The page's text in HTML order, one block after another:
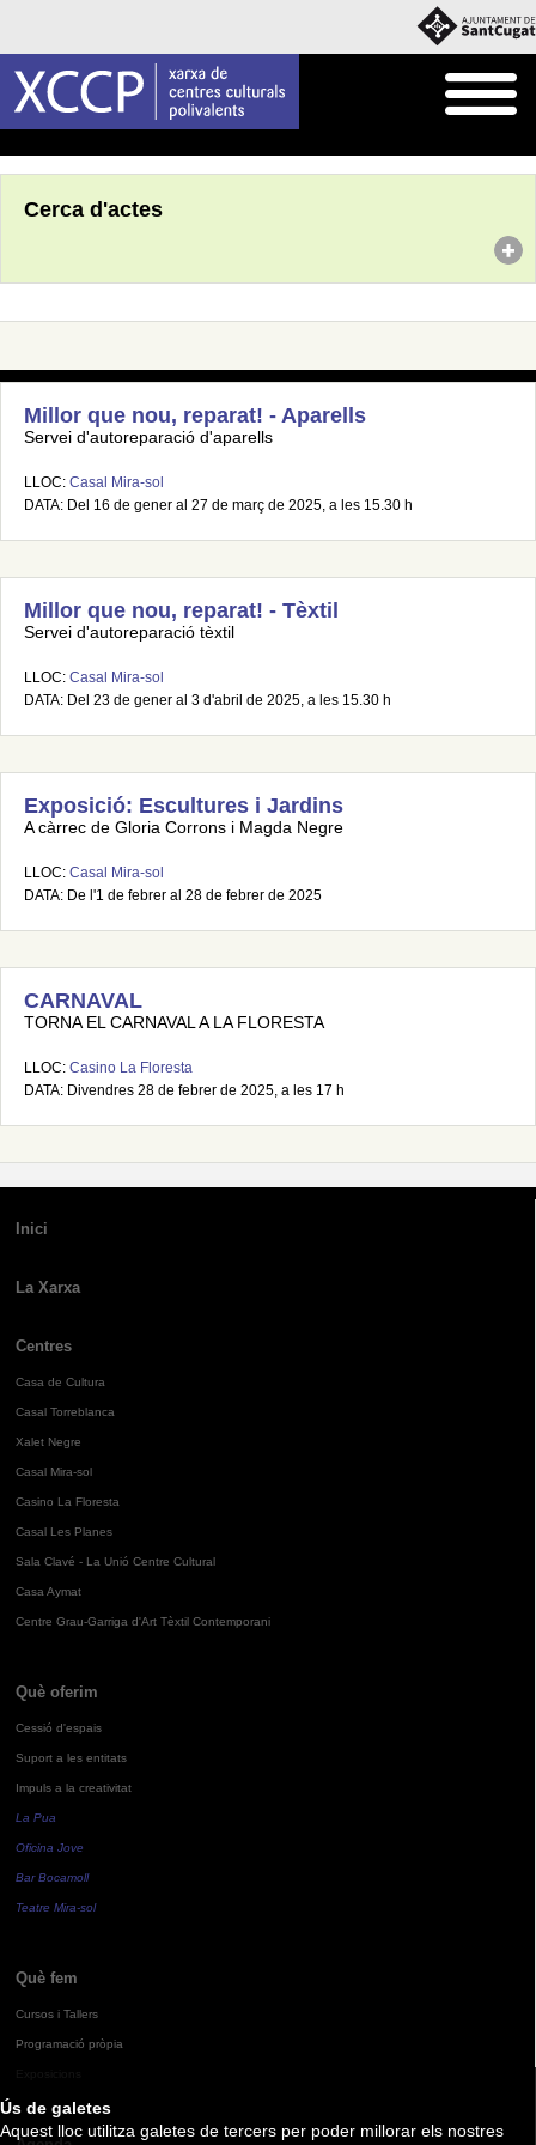
Ús de galetes
Aquest lloc utilitza galetes de tercers per poder millorar els nostres
Cerca d'actes
Millor que nou, reparat! - Aparells
Servei d'autoreparació d'aparells
LLOC: Casal Mira-sol
DATA: Del 16 de gener al 27 de març de 2025, a les 15.30 h
Millor que nou, reparat! - Tèxtil
Servei d'autoreparació tèxtil
LLOC: Casal Mira-sol
DATA: Del 23 de gener al 3 d'abril de 2025, a les 15.30 h
Exposició: Escultures i Jardins
A càrrec de Gloria Corrons i Magda Negre
LLOC: Casal Mira-sol
DATA: De l'1 de febrer al 28 de febrer de 2025
CARNAVAL
TORNA EL CARNAVAL A LA FLORESTA
LLOC: Casino La Floresta
DATA: Divendres 28 de febrer de 2025, a les 17 h
Inici
La Xarxa
Centres
Casa de Cultura
Casal Torreblanca
Xalet Negre
Casal Mira-sol
Casino La Floresta
Casal Les Planes
Sala Clavé - La Unió Centre Cultural
Casa Aymat
Centre Grau-Garriga d'Art Tèxtil Contemporani
Què oferim
Cessió d'espais
Suport a les entitats
Impuls a la creativitat
La Pua
Oficina Jove
Bar Bocamoll
Teatre Mira-sol
Què fem
Cursos i Tallers
Programació pròpia